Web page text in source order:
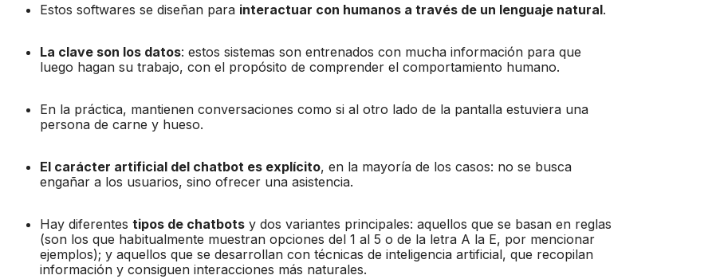
Estos softwares se diseñan para interactuar con humanos a través de un lenguaje natural.
La clave son los datos: estos sistemas son entrenados con mucha información para que
luego hagan su trabajo, con el propósito de comprender el comportamiento humano.
En la práctica, mantienen conversaciones como si al otro lado de la pantalla estuviera una
persona de carne y hueso.
El carácter artificial del chatbot es explícito, en la mayoría de los casos: no se busca
engañar a los usuarios, sino ofrecer una asistencia.
Hay diferentes tipos de chatbots y dos variantes principales: aquellos que se basan en reglas
(son los que habitualmente muestran opciones del 1 al 5 o de la letra A la E, por mencionar
ejemplos); y aquellos que se desarrollan con técnicas de inteligencia artificial, que recopilan
información y consiguen interacciones más naturales.